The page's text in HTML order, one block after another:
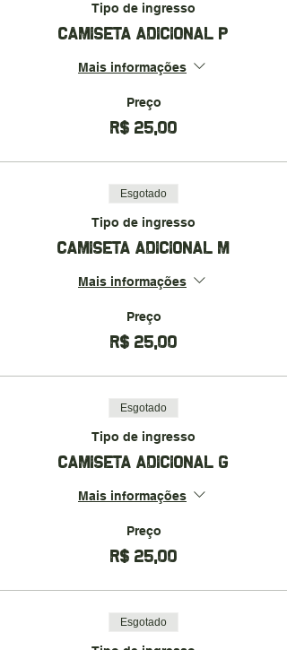
Tipo de ingresso
CAMISETA ADICIONAL P
Mais informações
Preço
R$ 25,00
Esgotado
Tipo de ingresso
CAMISETA ADICIONAL M
Mais informações
Preço
R$ 25,00
Esgotado
Tipo de ingresso
CAMISETA ADICIONAL G
Mais informações
Preço
R$ 25,00
Esgotado